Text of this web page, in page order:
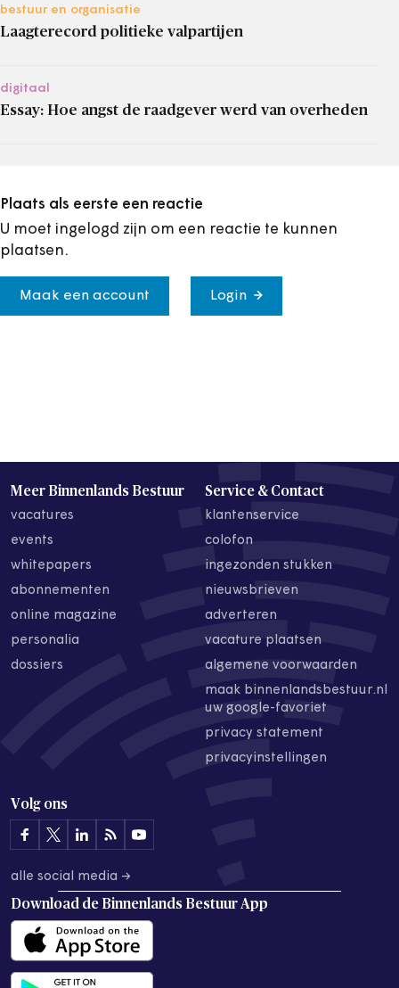
bestuur en organisatie
Laagterecord politieke valpartijen
digitaal
Essay: Hoe angst de raadgever werd van overheden
Plaats als eerste een reactie
U moet ingelogd zijn om een reactie te kunnen
plaatsen.
Maak een account Login
Meer Binnenlands Bestuur
vacatures
events
whitepapers
abonnementen
online magazine
personalia
dossiers
Service & Contact
klantenservice
colofon
ingezonden stukken
nieuwsbrieven
adverteren
vacature plaatsen
algemene voorwaarden
maak binnenlandsbestuur.nl
uw google-favoriet
privacy statement
privacyinstellingen
Volg ons
alle social media →
Download de Binnenlands Bestuur App